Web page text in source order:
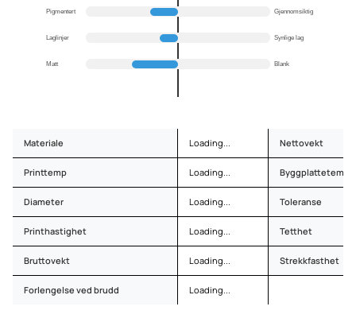
Pigmentert Gjennomsiktig
Laglinjer Synlige lag
Matt Blank
Materiale Loading... Nettovekt
Printtemp Loading... Byggplattetemp
Diameter Loading... Toleranse
Printhastighet Loading... Tetthet
Bruttovekt Loading... Strekkfasthet
Forlengelse ved brudd Loading...